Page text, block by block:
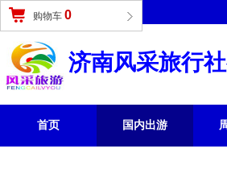
济南风采旅行
购物车 0
登录 | 免费注册
首页 国内出游